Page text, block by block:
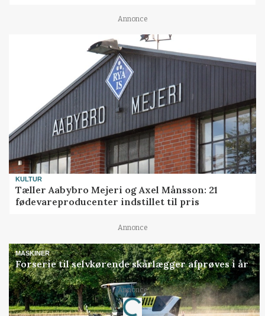
Annonce
KULTUR
Tæller Aabybro Mejeri og Axel Månsson: 21
fødevareproducenter indstillet til pris
Annonce
MASKINER
Forserie til selvkørende skårlægger afprøves i år
Annonce
Loading...